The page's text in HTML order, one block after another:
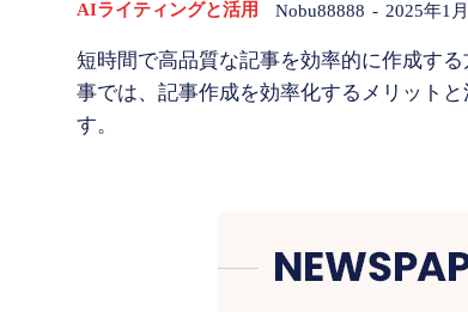
AIライティングと活用 Nobu88888 - 2025年1
短時間で高品質な記事を効率的に作成す
事では、記事作成を効率化するメリット
す。